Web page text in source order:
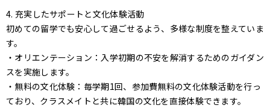
4. 充実したサポートと文化体験活動
初めての留学でも安心して過ごせるよう、多様な制度を整えていま
す。
・オリエンテーション：入学初期の不安を解消するためのガイダン
スを実施します。
・無料の文化体験：毎学期1回、参加費無料の文化体験活動を行っ
ており、クラスメイトと共に韓国の文化を直接体験できます。